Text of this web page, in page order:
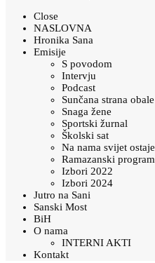
Close
NASLOVNA
Hronika Sana
Emisije
S povodom
Intervju
Podcast
Sunčana strana obale
Snaga žene
Sportski žurnal
Školski sat
Na nama svijet ostaje
Ramazanski program
Izbori 2022
Izbori 2024
Jutro na Sani
Sanski Most
BiH
O nama
INTERNI AKTI
Kontakt